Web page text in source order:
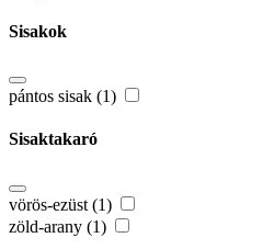
Sisakok
pántos sisak (1)
Sisaktakaró
vörös-ezüst (1)
zöld-arany (1)